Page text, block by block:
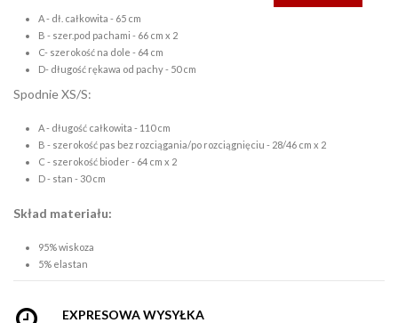
A - dł. całkowita - 65 cm
B - szer.pod pachami - 66 cm x 2
C- szerokość na dole - 64 cm
D- długość rękawa od pachy - 50 cm
Spodnie XS/S:
A - długość całkowita - 110 cm
B - szerokość pas bez rozciągania/po rozciągnięciu - 28/46 cm x 2
C - szerokość bioder - 64 cm x 2
D - stan - 30 cm
Skład materiału:
95% wiskoza
5% elastan
EXPRESOWA WYSYŁKA